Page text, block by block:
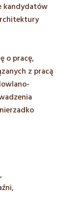
kandydatów
o pracę,
z pracą